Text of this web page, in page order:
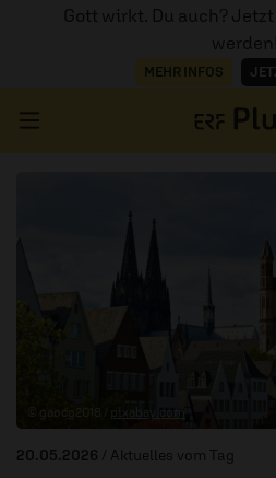
Gott wirkt. Du auch?
werden!
MEHR INFOS
AUDIOTHEK
pixabay.com
20.05.2026 / Aktuelles vom Tag